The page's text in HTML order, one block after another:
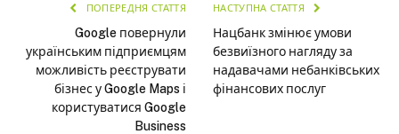
ПОПЕРЕДНЯ СТАТТЯ
Google повернули
українським підприємцям
можливість реєструвати
бізнес у Google Maps і
користуватися Google
Business
НАСТУПНА СТАТТЯ
Нацбанк змінює умови
безвиїзного нагляду за
надавачами небанківських
фінансових послуг